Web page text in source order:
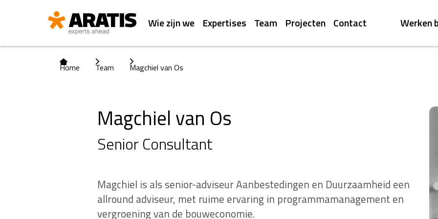
Wie zijn we Expertises Team Projecten Contact Werken
Home Team Magchiel van Os
Magchiel van Os
Senior Consultant
Magchiel is als senior-adviseur Aanbestedingen en Duurzaamheid een
allround adviseur, met ruime ervaring in programmamanagement en
vergroening van de bouweconomie.